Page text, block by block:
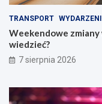
TRANSPORT
Weekendowe zmiany
wiedzieć?
7 sierpnia 2026